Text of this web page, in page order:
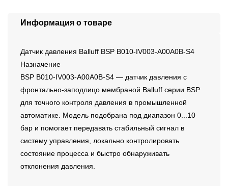
Информация о товаре
Датчик давления Balluff BSP B010-IV003-A00A0B-S4
Назначение
BSP B010-IV003-A00A0B-S4 — датчик давления с
фронтально-заподлицо мембраной Balluff серии BSP
для точного контроля давления в промышленной
автоматике. Модель подобрана под диапазон 0...10
бар и помогает передавать стабильный сигнал в
систему управления, локально контролировать
состояние процесса и быстро обнаруживать
отклонения давления.